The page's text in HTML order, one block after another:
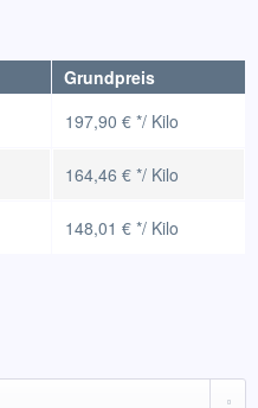
Grundpreis
197,90 € */ Kilo
164,46 € */ Kilo
148,01 € */ Kilo